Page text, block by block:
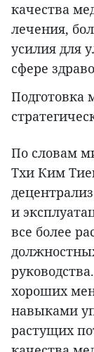
качества
лечения,
усилия для
сфере
Подготовка
По словам
Тхи Ким
и
все более
хороших
навыками
растущих